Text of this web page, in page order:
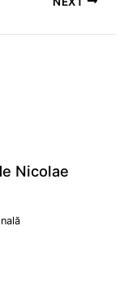
Nicolae